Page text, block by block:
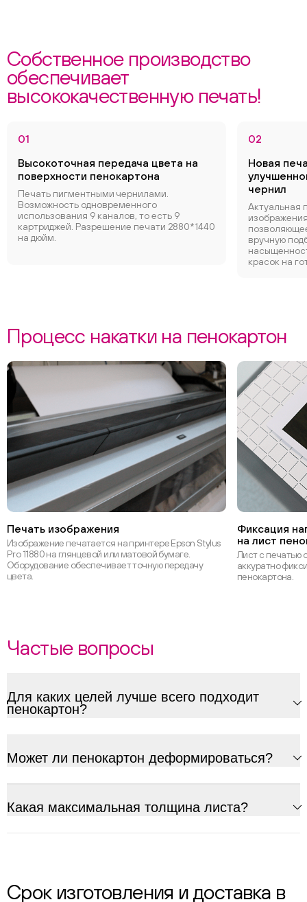
Собственное производство
обеспечивает
высококачественную печать!
01
Высокоточная передача цвета на
поверхности пенокартона
Печать пигментными чернилами.
Возможность одновременного
использования 9 каналов, то есть 9
картриджей. Разрешение печати 2880*1440
на дюйм.
02
Новая
чернил
Актуальная
вручную
красок на
Процесс накатки на пенокартон
Печать изображения
Изображение печатается на принтере Epson Stylus
Pro 11880 на глянцевой или матовой бумаге.
Оборудование обеспечивает точную передачу
цвета.
Фиксация
на лист
Лист с печатью
аккуратно
пенокартона.
Частые вопросы
Для каких целей лучше всего подходит
пенокартон?
Может ли пенокартон деформироваться?
Какая максимальная толщина листа?
Срок изготовления и доставка в